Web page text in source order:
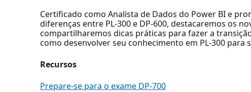
Certificado como Analista de Dados do Power BI e
diferenças entre PL-300 e DP-600, destacaremos os
compartilharemos dicas práticas para fazer a
como desenvolver seu conhecimento em PL-300 para
Recursos
Prepare-se para o exame DP-700